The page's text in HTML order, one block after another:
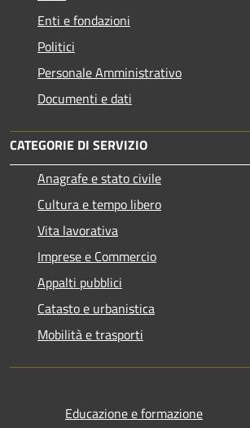
Enti e fondazioni
Politici
Personale Amministrativo
Documenti e dati
CATEGORIE DI SERVIZIO
Anagrafe e stato civile
Cultura e tempo libero
Vita lavorativa
Imprese e Commercio
Appalti pubblici
Catasto e urbanistica
Mobilità e trasporti
Educazione e formazione